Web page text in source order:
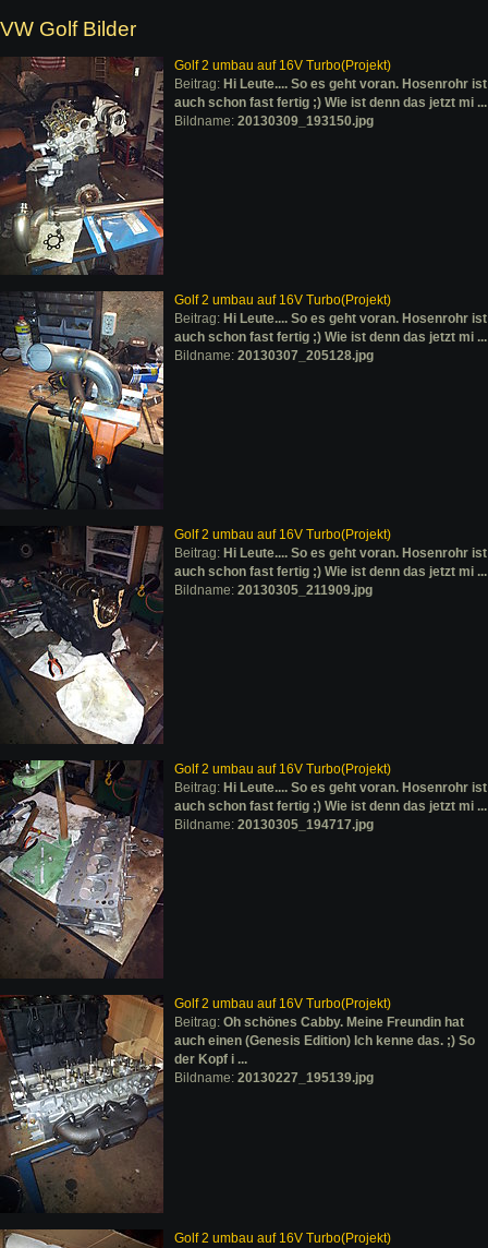
VW Golf Bilder
Golf 2 umbau auf 16V Turbo(Projekt)
Beitrag: Hi Leute.... So es geht voran. Hosenrohr ist
auch schon fast fertig ;) Wie ist denn das jetzt mi ...
Bildname: 20130309_193150.jpg
Golf 2 umbau auf 16V Turbo(Projekt)
Beitrag: Hi Leute.... So es geht voran. Hosenrohr ist
auch schon fast fertig ;) Wie ist denn das jetzt mi ...
Bildname: 20130307_205128.jpg
Golf 2 umbau auf 16V Turbo(Projekt)
Beitrag: Hi Leute.... So es geht voran. Hosenrohr ist
auch schon fast fertig ;) Wie ist denn das jetzt mi ...
Bildname: 20130305_211909.jpg
Golf 2 umbau auf 16V Turbo(Projekt)
Beitrag: Hi Leute.... So es geht voran. Hosenrohr ist
auch schon fast fertig ;) Wie ist denn das jetzt mi ...
Bildname: 20130305_194717.jpg
Golf 2 umbau auf 16V Turbo(Projekt)
Beitrag: Oh schönes Cabby. Meine Freundin hat
auch einen (Genesis Edition) Ich kenne das. ;) So
der Kopf i ...
Bildname: 20130227_195139.jpg
Golf 2 umbau auf 16V Turbo(Projekt)